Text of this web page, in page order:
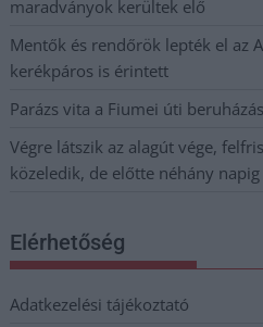
maradványok kerültek elő
Mentők és rendőrök lepték el az
kerékpáros is érintett
Parázs vita a Fiumei úti
Végre látszik az alagút vége,
közeledik, de előtte néhány
Elérhetőség
Adatkezelési tájékoztató